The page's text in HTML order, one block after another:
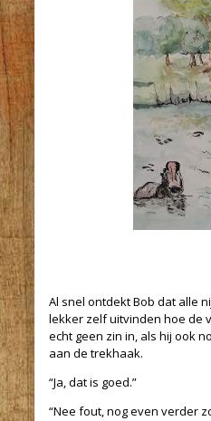
Al snel ontdekt Bob dat alle
lekker zelf uitvinden hoe de
echt geen zin in, als hij ook
aan de trekhaak.
“Ja, dat is goed.”
“Nee fout, nog even verder